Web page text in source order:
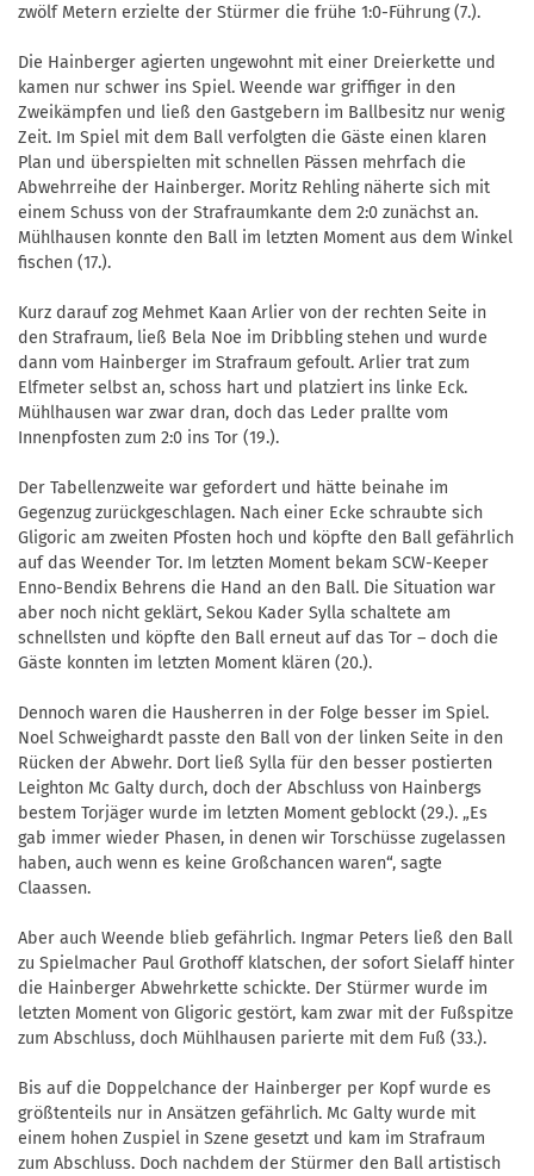
zwölf Metern erzielte der Stürmer die frühe 1:0-Führung (7.).
Die Hainberger agierten ungewohnt mit einer Dreierkette und
kamen nur schwer ins Spiel. Weende war griffiger in den
Zweikämpfen und ließ den Gastgebern im Ballbesitz nur wenig
Zeit. Im Spiel mit dem Ball verfolgten die Gäste einen klaren
Plan und überspielten mit schnellen Pässen mehrfach die
Abwehrreihe der Hainberger. Moritz Rehling näherte sich mit
einem Schuss von der Strafraumkante dem 2:0 zunächst an.
Mühlhausen konnte den Ball im letzten Moment aus dem Winkel
fischen (17.).
Kurz darauf zog Mehmet Kaan Arlier von der rechten Seite in
den Strafraum, ließ Bela Noe im Dribbling stehen und wurde
dann vom Hainberger im Strafraum gefoult. Arlier trat zum
Elfmeter selbst an, schoss hart und platziert ins linke Eck.
Mühlhausen war zwar dran, doch das Leder prallte vom
Innenpfosten zum 2:0 ins Tor (19.).
Der Tabellenzweite war gefordert und hätte beinahe im
Gegenzug zurückgeschlagen. Nach einer Ecke schraubte sich
Gligoric am zweiten Pfosten hoch und köpfte den Ball gefährlich
auf das Weender Tor. Im letzten Moment bekam SCW-Keeper
Enno-Bendix Behrens die Hand an den Ball. Die Situation war
aber noch nicht geklärt, Sekou Kader Sylla schaltete am
schnellsten und köpfte den Ball erneut auf das Tor – doch die
Gäste konnten im letzten Moment klären (20.).
Dennoch waren die Hausherren in der Folge besser im Spiel.
Noel Schweighardt passte den Ball von der linken Seite in den
Rücken der Abwehr. Dort ließ Sylla für den besser postierten
Leighton Mc Galty durch, doch der Abschluss von Hainbergs
bestem Torjäger wurde im letzten Moment geblockt (29.). „Es
gab immer wieder Phasen, in denen wir Torschüsse zugelassen
haben, auch wenn es keine Großchancen waren“, sagte
Claassen.
Aber auch Weende blieb gefährlich. Ingmar Peters ließ den Ball
zu Spielmacher Paul Grothoff klatschen, der sofort Sielaff hinter
die Hainberger Abwehrkette schickte. Der Stürmer wurde im
letzten Moment von Gligoric gestört, kam zwar mit der Fußspitze
zum Abschluss, doch Mühlhausen parierte mit dem Fuß (33.).
Bis auf die Doppelchance der Hainberger per Kopf wurde es
größtenteils nur in Ansätzen gefährlich. Mc Galty wurde mit
einem hohen Zuspiel in Szene gesetzt und kam im Strafraum
zum Abschluss. Doch nachdem der Stürmer den Ball artistisch